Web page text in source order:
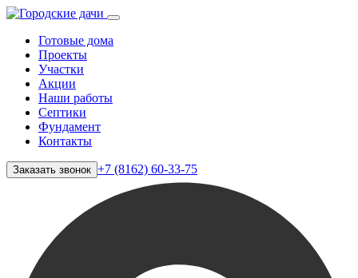
Готовые дома
Проекты
Участки
Акции
Наши работы
Септики
Фундамент
Контакты
Заказать звонок +7 (8162) 60-33-75